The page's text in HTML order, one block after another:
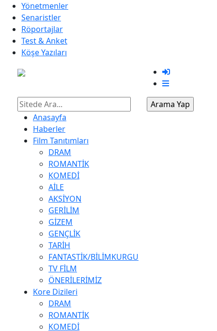
Yönetmenler
Senaristler
Röportajlar
Test & Anket
Köşe Yazıları
Anasayfa
Haberler
Film Tanıtımları
DRAM
ROMANTİK
KOMEDİ
AİLE
AKSİYON
GERİLİM
GİZEM
GENÇLİK
TARİH
FANTASTİK/BİLİMKURGU
TV FİLM
ÖNERİLERİMİZ
Kore Dizileri
DRAM
ROMANTİK
KOMEDİ